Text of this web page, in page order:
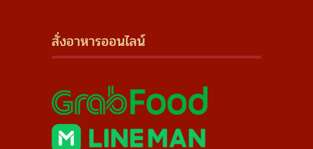
สั่งอาหารออนไลน์